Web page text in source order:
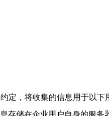
定，将收集的信息用于以
存储在企业用户自身的服